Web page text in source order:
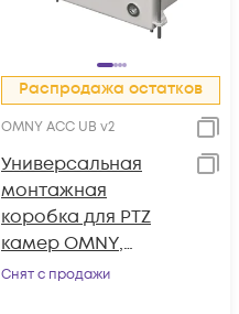
Распродажа остатков
OMNY ACC UB v2
Универсальная
монтажная
коробка для PTZ
камер OMNY,
монтаж на стену,
Снят с продажи